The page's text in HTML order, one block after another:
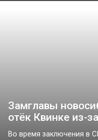
Замглавы
отёк Квинке из-
Во время заключения в